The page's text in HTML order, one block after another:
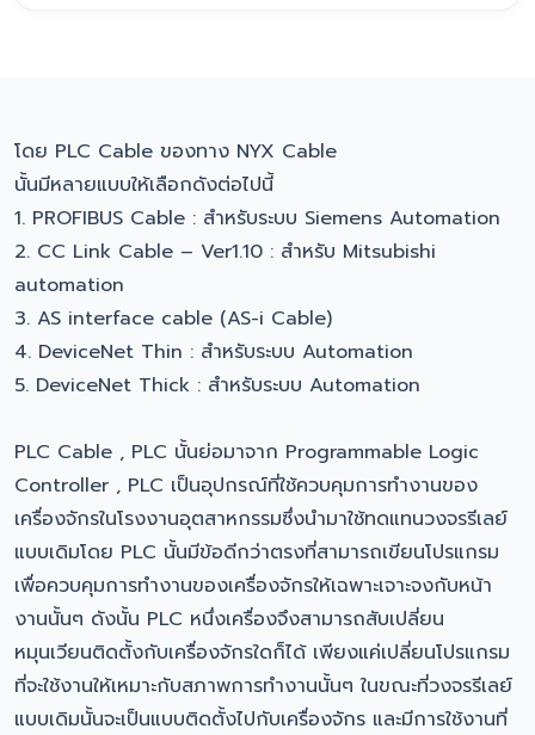
โดย PLC Cable ของทาง NYX Cable
นั้นมีหลายแบบให้เลือกดังต่อไปนี้
1. PROFIBUS Cable : สำหรับระบบ Siemens Automation
2. CC Link Cable – Ver1.10 : สำหรับ Mitsubishi
automation
3. AS interface cable (AS-i Cable)
4. DeviceNet Thin : สำหรับระบบ Automation
5. DeviceNet Thick : สำหรับระบบ Automation
PLC Cable , PLC นั้นย่อมาจาก Programmable Logic
Controller , PLC เป็นอุปกรณ์ที่ใช้ควบคุมการทำงานของ
เครื่องจักรในโรงงานอุตสาหกรรมซึ่งนำมาใช้ทดแทนวงจรรีเลย์
แบบเดิมโดย PLC นั้นมีข้อดีกว่าตรงที่สามารถเขียนโปรแกรม
เพื่อควบคุมการทำงานของเครื่องจักรให้เฉพาะเจาะจงกับหน้า
งานนั้นๆ ดังนั้น PLC หนึ่งเครื่องจึงสามารถสับเปลี่ยน
หมุนเวียนติดตั้งกับเครื่องจักรใดก็ได้ เพียงแค่เปลี่ยนโปรแกรม
ที่จะใช้งานให้เหมาะกับสภาพการทำงานนั้นๆ ในขณะที่วงจรรีเลย์
แบบเดิมนั้นจะเป็นแบบติดตั้งไปกับเครื่องจักร และมีการใช้งานที่